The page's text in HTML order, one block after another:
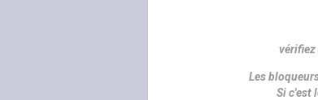
vérifiez
Les
Si c'est